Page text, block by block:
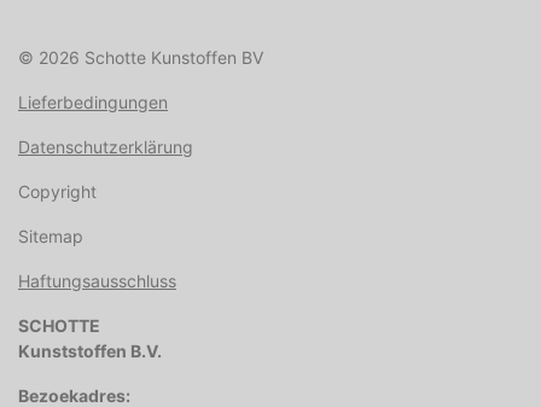
© 2026 Schotte Kunstoffen BV
Lieferbedingungen
Datenschutzerklärung
Copyright
Sitemap
Haftungsausschluss
SCHOTTE
Kunststoffen B.V.
Bezoekadres: